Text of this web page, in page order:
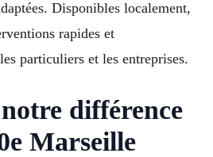
Disponibles localement,
rapides et
particuliers et les entreprises.
différence
Marseille